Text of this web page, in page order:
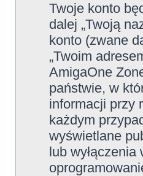
Twoje konto
dalej „Twoją
konto (zwane
„Twoim
AmigaOne
państwie, w
informacji przy
każdym
wyświetlane
lub